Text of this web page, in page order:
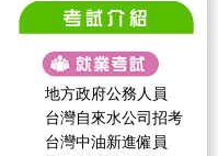
地方政府公務人員
台灣自來水公司招考
台灣中油新進僱員